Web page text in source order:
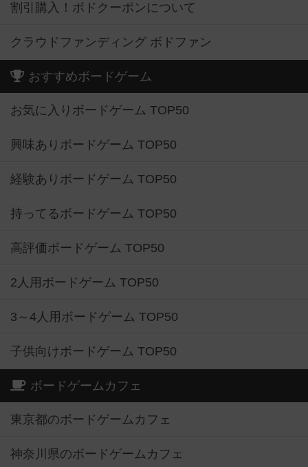
割引購入！ボドクーポンについて
クラウドファンディング ボドファン
おすすめボードゲーム
お気に入りボードゲーム TOP50
興味ありボードゲーム TOP50
経験ありボードゲーム TOP50
持ってるボードゲーム TOP50
高評価ボードゲーム TOP50
2人用ボードゲーム TOP50
3～4人用ボードゲーム TOP50
子供向けボードゲーム TOP50
ボードゲームカフェ
東京都のボードゲームカフェ
神奈川県のボードゲームカフェ